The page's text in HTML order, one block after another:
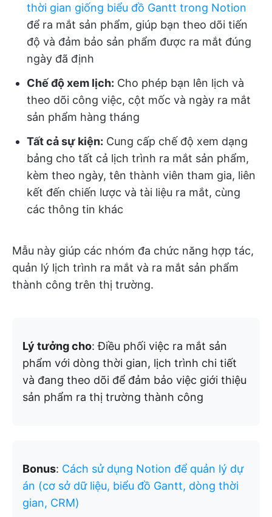
thời gian giống biểu đồ Gantt trong Notion
để ra mắt sản phẩm, giúp bạn theo dõi tiến
độ và đảm bảo sản phẩm được ra mắt đúng
ngày đã định
Chế độ xem lịch: Cho phép bạn lên lịch và
theo dõi công việc, cột mốc và ngày ra mắt
sản phẩm hàng tháng
Tất cả sự kiện: Cung cấp chế độ xem dạng
bảng cho tất cả lịch trình ra mắt sản phẩm,
kèm theo ngày, tên thành viên tham gia, liên
kết đến chiến lược và tài liệu ra mắt, cùng
các thông tin khác
Mẫu này giúp các nhóm đa chức năng hợp tác,
quản lý lịch trình ra mắt và ra mắt sản phẩm
thành công trên thị trường.
Lý tưởng cho: Điều phối việc ra mắt sản
phẩm với dòng thời gian, lịch trình chi tiết
và đang theo dõi để đảm bảo việc giới thiệu
sản phẩm ra thị trường thành công
Bonus: Cách sử dụng Notion để quản lý dự
án (cơ sở dữ liệu, biểu đồ Gantt, dòng thời
gian, CRM)